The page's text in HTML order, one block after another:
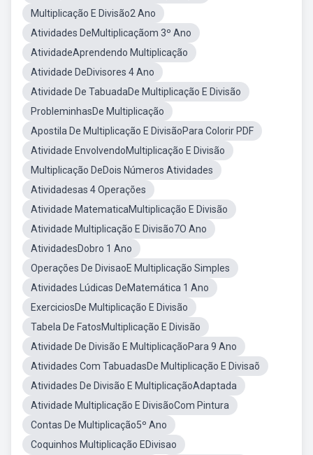
Multiplicação E Divisão2 Ano
Atividades DeMultiplicaçãom 3º Ano
AtividadeAprendendo Multiplicação
Atividade DeDivisores 4 Ano
Atividade De TabuadaDe Multiplicação E Divisão
ProbleminhasDe Multiplicação
Apostila De Multiplicação E DivisãoPara Colorir PDF
Atividade EnvolvendoMultiplicação E Divisão
Multiplicação DeDois Números Atividades
Atividadesas 4 Operações
Atividade MatematicaMultiplicação E Divisão
Atividade Multiplicação E Divisão7O Ano
AtividadesDobro 1 Ano
Operações De DivisaoE Multiplicação Simples
Atividades Lúdicas DeMatemática 1 Ano
ExerciciosDe Multiplicação E Divisão
Tabela De FatosMultiplicação E Divisão
Atividade De Divisão E MultiplicaçãoPara 9 Ano
Atividades Com TabuadasDe Multiplicação E Divisaõ
Atividades De Divisão E MultiplicaçãoAdaptada
Atividade Multiplicação E DivisãoCom Pintura
Contas De Multiplicação5º Ano
Coquinhos Multiplicação EDivisao